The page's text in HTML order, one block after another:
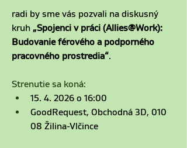
radi by sme vás pozvali na diskusný
kruh „Spojenci v práci (Allies@Work):
Budovanie férového a podporného
pracovného prostredia“.
Strenutie sa koná:
15. 4. 2026 o 16:00
GoodRequest, Obchodná 3D, 010
08 Žilina-Vlčince